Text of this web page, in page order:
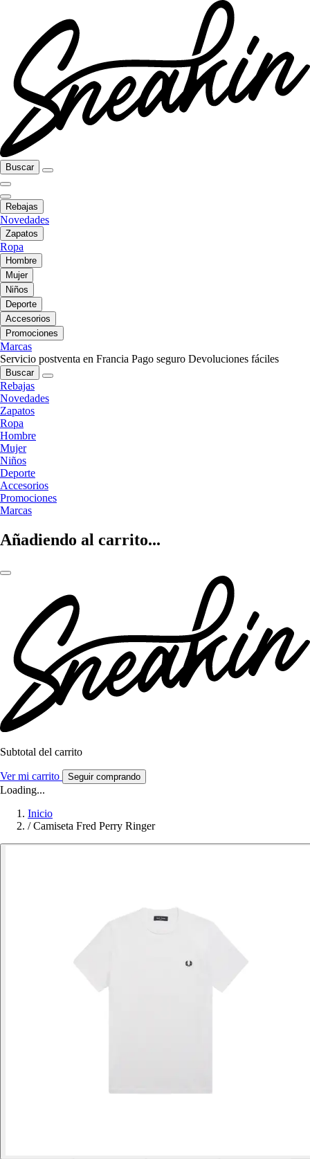
Buscar
Rebajas
Novedades
Zapatos
Ropa
Hombre
Mujer
Niños
Deporte
Accesorios
Promociones
Marcas
Servicio postventa en Francia Pago seguro Devoluciones fáciles
Buscar
Rebajas
Novedades
Zapatos
Ropa
Hombre
Mujer
Niños
Deporte
Accesorios
Promociones
Marcas
Añadiendo al carrito...
Subtotal del carrito
Ver mi carrito Seguir comprando
Loading...
Inicio
/ Camiseta Fred Perry Ringer